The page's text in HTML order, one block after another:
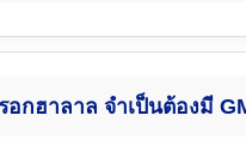
อกฮาลาล จำเป็นต้องมี